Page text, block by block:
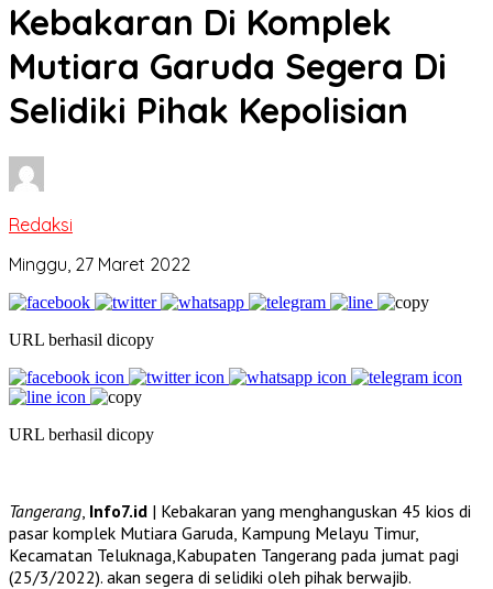
Kebakaran Di Komplek
Mutiara Garuda Segera Di
Selidiki Pihak Kepolisian
Redaksi
Minggu, 27 Maret 2022
URL berhasil dicopy
URL berhasil dicopy
Tangerang Info7.id | Kebakaran yang menghanguskan 45 kios di
pasar komplek Mutiara Garuda, Kampung Melayu Timur,
Kecamatan Teluknaga,Kabupaten Tangerang pada jumat pagi
(25/3/2022). akan segera di selidiki oleh pihak berwajib.